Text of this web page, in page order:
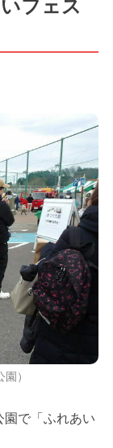
フェス
）
園で「ふれあい